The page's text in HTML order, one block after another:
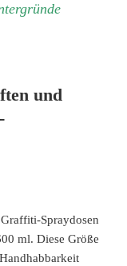
und
Spraydosen
ml. Diese Größe